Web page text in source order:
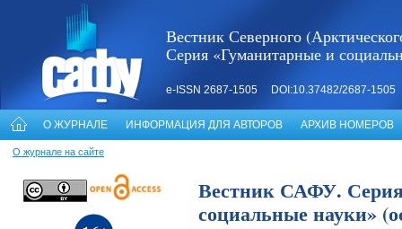
Вестник Северного
Серия «Гуманитарные и
e-ISSN 2687-1505 DOI:10.37482/2687-1505
О ЖУРНАЛЕ ИНФОРМАЦИЯ ДЛЯ АВТОРОВ АРХИВ НОМЕРОВ
О журнале на сайте
Вестник САФУ.
социальные науки»